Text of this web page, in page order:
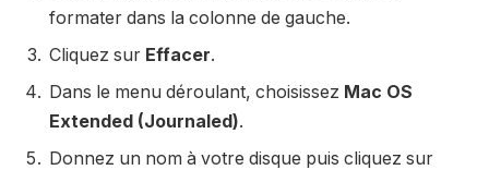
formater dans la colonne de gauche.
Cliquez sur Effacer.
Dans le menu déroulant, choisissez Mac OS
Extended (Journaled).
Donnez un nom à votre disque puis cliquez sur